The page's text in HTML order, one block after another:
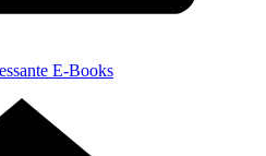
E-Books